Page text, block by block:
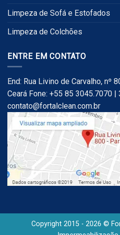
Limpeza de Sofá e Estofados
Limpeza de Colchões
ENTRE EM CONTATO
End: Rua Livino de Carvalho, nº
Ceará Fone: +55 85 3045.7070 |
contato@fortalclean.com.br
Copyright 2015 - 2026 ©